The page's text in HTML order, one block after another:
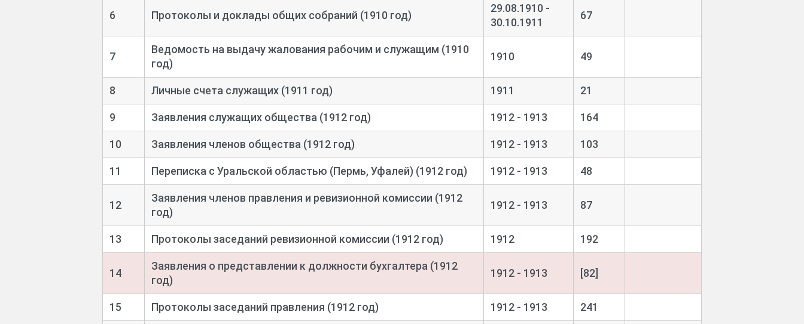
6 Протоколы и доклады общих собраний (1910 год)
29.08.1910 -
30.10.1911
67
7
Ведомость на выдачу жалования рабочим и служащим (1910
год)
1910 49
8 Личные счета служащих (1911 год) 1911 21
9 Заявления служащих общества (1912 год) 1912 - 1913 164
10 Заявления членов общества (1912 год) 1912 - 1913 103
11 Переписка с Уральской областью (Пермь, Уфалей) (1912 год) 1912 - 1913 48
12
Заявления членов правления и ревизионной комиссии (1912
год)
1912 - 1913 87
13 Протоколы заседаний ревизионной комиссии (1912 год) 1912 192
14
Заявления о представлении к должности бухгалтера (1912
год)
1912 - 1913 [82]
15 Протоколы заседаний правления (1912 год) 1912 - 1913 241